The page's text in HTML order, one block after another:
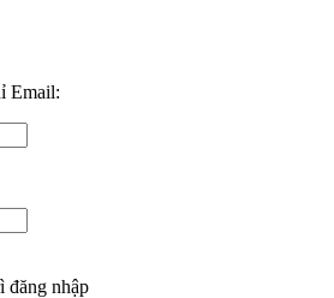
Email:
đăng nhập